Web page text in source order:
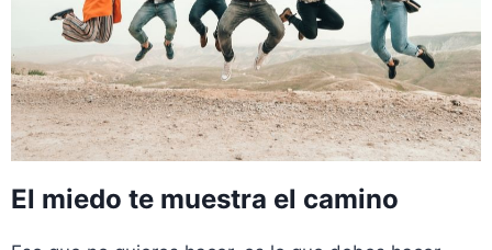
El miedo te muestra el camino